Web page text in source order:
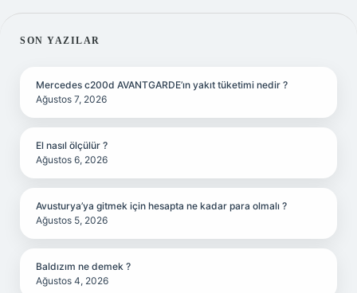
SIDEBAR
SON YAZILAR
Mercedes c200d AVANTGARDE’ın yakıt tüketimi nedir ?
Ağustos 7, 2026
El nasıl ölçülür ?
Ağustos 6, 2026
Avusturya’ya gitmek için hesapta ne kadar para olmalı ?
Ağustos 5, 2026
Baldızım ne demek ?
Ağustos 4, 2026